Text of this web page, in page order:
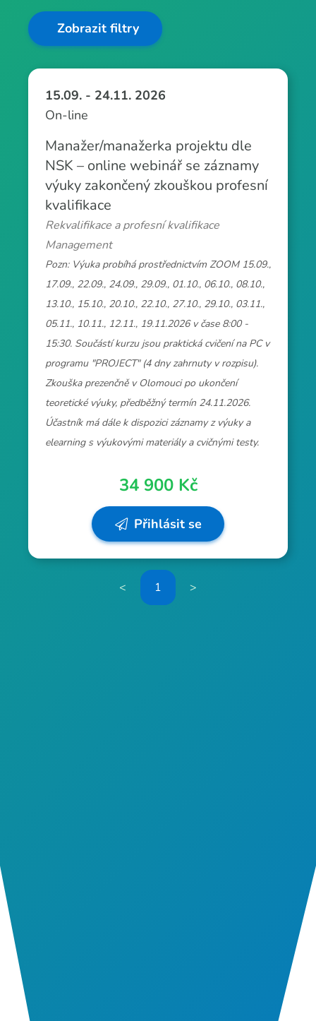
Zobrazit filtry
15.09. - 24.11. 2026
On-line
Manažer/manažerka projektu dle
NSK – online webinář se záznamy
výuky zakončený zkouškou profesní
kvalifikace
Rekvalifikace a profesní kvalifikace
Management
Pozn: Výuka probíhá prostřednictvím ZOOM 15.09.,
17.09., 22.09., 24.09., 29.09., 01.10., 06.10., 08.10.,
13.10., 15.10., 20.10., 22.10., 27.10., 29.10., 03.11.,
05.11., 10.11., 12.11., 19.11.2026 v čase 8:00 -
15:30. Součástí kurzu jsou praktická cvičení na PC v
programu "PROJECT" (4 dny zahrnuty v rozpisu).
Zkouška prezenčně v Olomouci po ukončení
teoretické výuky, předběžný termín 24.11.2026.
Účastník má dále k dispozici záznamy z výuky a
elearning s výukovými materiály a cvičnými testy.
34 900 Kč
Přihlásit se
< 1 >